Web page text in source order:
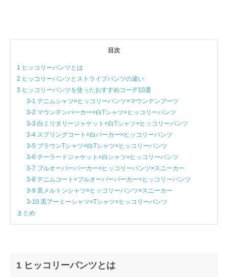
目次
1 ヒッコリーパンツとは
2 ヒッコリーパンツとストライプパンツの違い
3 ヒッコリーパンツを使ったおすすめコーデ10選
3-1 デニムシャツ×ヒッコリーパンツ×マウンテンブーツ
3-2 マウンテンパーカー×白Tシャツ×ヒッコリーパンツ
3-3 白ミリタリージャケット×白Tシャツ×ヒッコリーパンツ
3-4 スプリングコート×白パーカー×ヒッコリーパンツ
3-5 ブラウンTシャツ×白Tシャツ×ヒッコリーパンツ
3-6 テーラードジャケット×白シャツ×ヒッコリーパンツ
3-7 プルオーバーパーカー×ヒッコリーパンツ×スニーカー
3-8 デニムコート×プルオーバーパーカー×ヒッコリーパンツ
3-9 黒メルトンシャツ×ヒッコリーパンツ×スニーカー
3-10 黒アーミーシャツ×Tシャツ×ヒッコリーパンツ
まとめ
1 ヒッコリーパンツとは